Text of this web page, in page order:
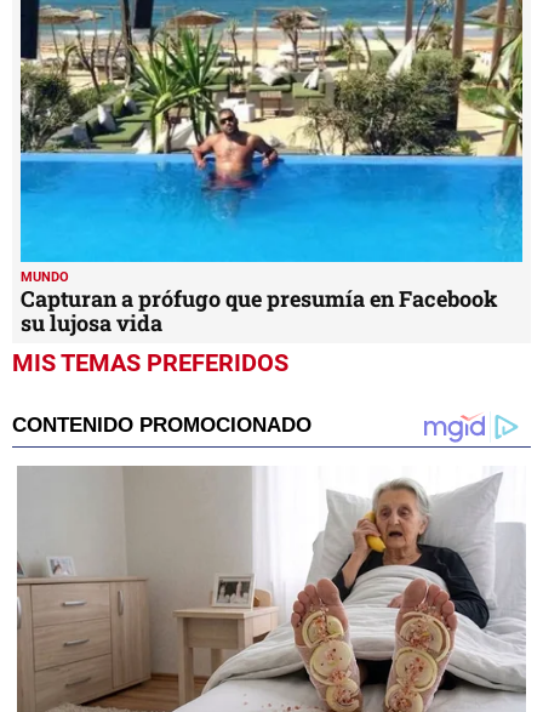
MUNDO
Capturan a prófugo que presumía en Facebook
su lujosa vida
MIS TEMAS PREFERIDOS